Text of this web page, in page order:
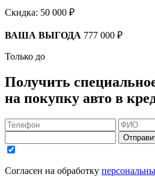
Скидка: 50 000 ₽
ВАША ВЫГОДА 777 000 ₽
Только до
Получить
на покупку авто в
Согласен на обработку